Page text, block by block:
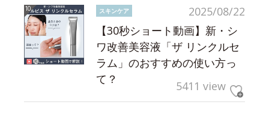
2025/08/22
スキンケア
【30秒ショート動画】新・シ
ワ改善美容液「ザ リンクルセ
ラム」のおすすめの使い方っ
て？
5411 view